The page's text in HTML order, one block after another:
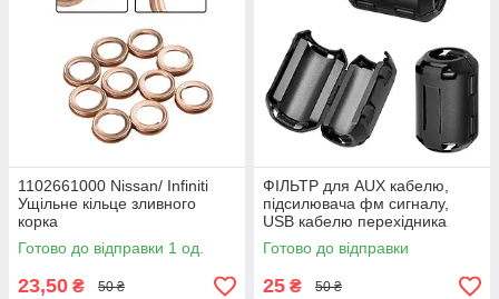
1102661000 Nissan/ Infiniti
Ущільне кільце зливного
корка
Готово до відправки 1 од.
23,50 ₴ 50 ₴
ФІЛЬТР для AUX кабелю,
підсилювача фм сигналу,
USB кабелю перехідника
Готово до відправки
25 ₴ 50 ₴